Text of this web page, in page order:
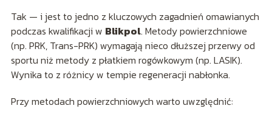
Tak — i jest to jedno z kluczowych zagadnień omawianych
podczas kwalifikacji w Blikpol. Metody powierzchniowe
(np. PRK, Trans-PRK) wymagają nieco dłuższej przerwy od
sportu niż metody z płatkiem rogówkowym (np. LASIK).
Wynika to z różnicy w tempie regeneracji nabłonka.
Przy metodach powierzchniowych warto uwzględnić: